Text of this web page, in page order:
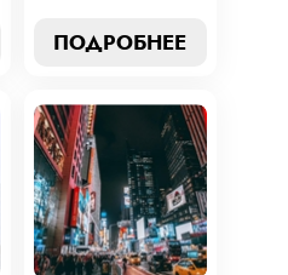
выбрать лучший
микрозайм,
стратегии
погашения и
обеспечить себе
финансовую
стабильность. Ваш
ключ к умным
финансам здесь!
ПОДРОБНЕЕ